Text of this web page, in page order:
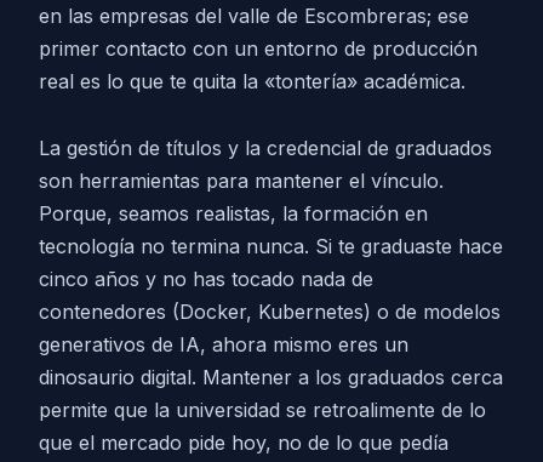
en las empresas del valle de Escombreras; ese
primer contacto con un entorno de producción
real es lo que te quita la «tontería» académica.
La gestión de títulos y la credencial de graduados
son herramientas para mantener el vínculo.
Porque, seamos realistas, la formación en
tecnología no termina nunca. Si te graduaste hace
cinco años y no has tocado nada de
contenedores (Docker, Kubernetes) o de modelos
generativos de IA, ahora mismo eres un
dinosaurio digital. Mantener a los graduados cerca
permite que la universidad se retroalimente de lo
que el mercado pide hoy, no de lo que pedía